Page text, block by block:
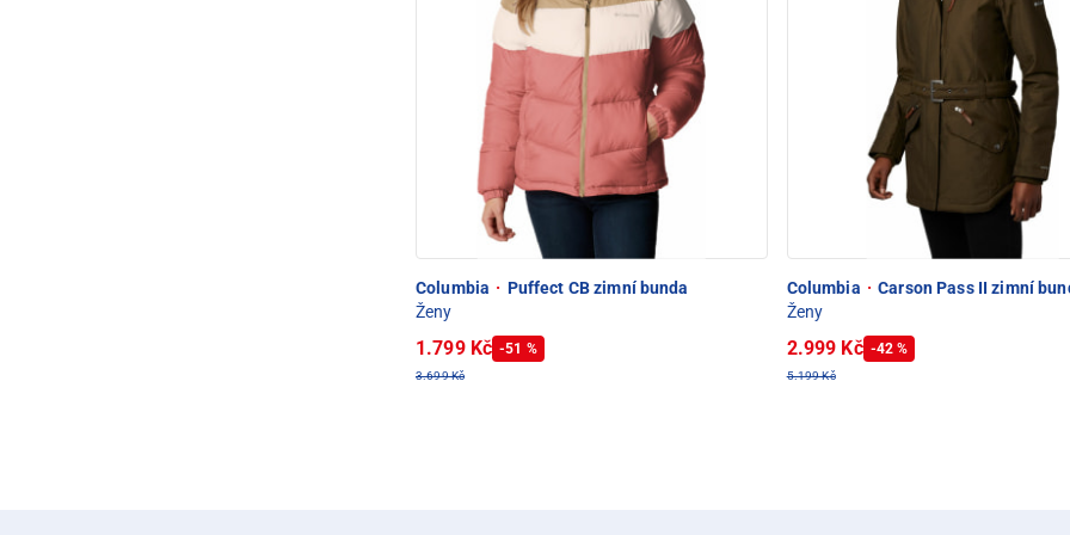
Columbia · Puffect CB zimní bunda
Ženy
1.799 Kč -51 %
3.699 Kč
Columbia · Carson Pass II zimní
Ženy
2.999 Kč -42 %
5.199 Kč